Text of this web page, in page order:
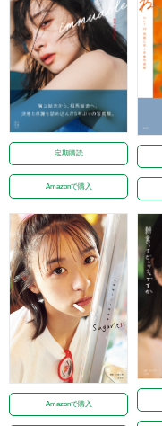
定期購読
Amazonで購入
Amazonで購入